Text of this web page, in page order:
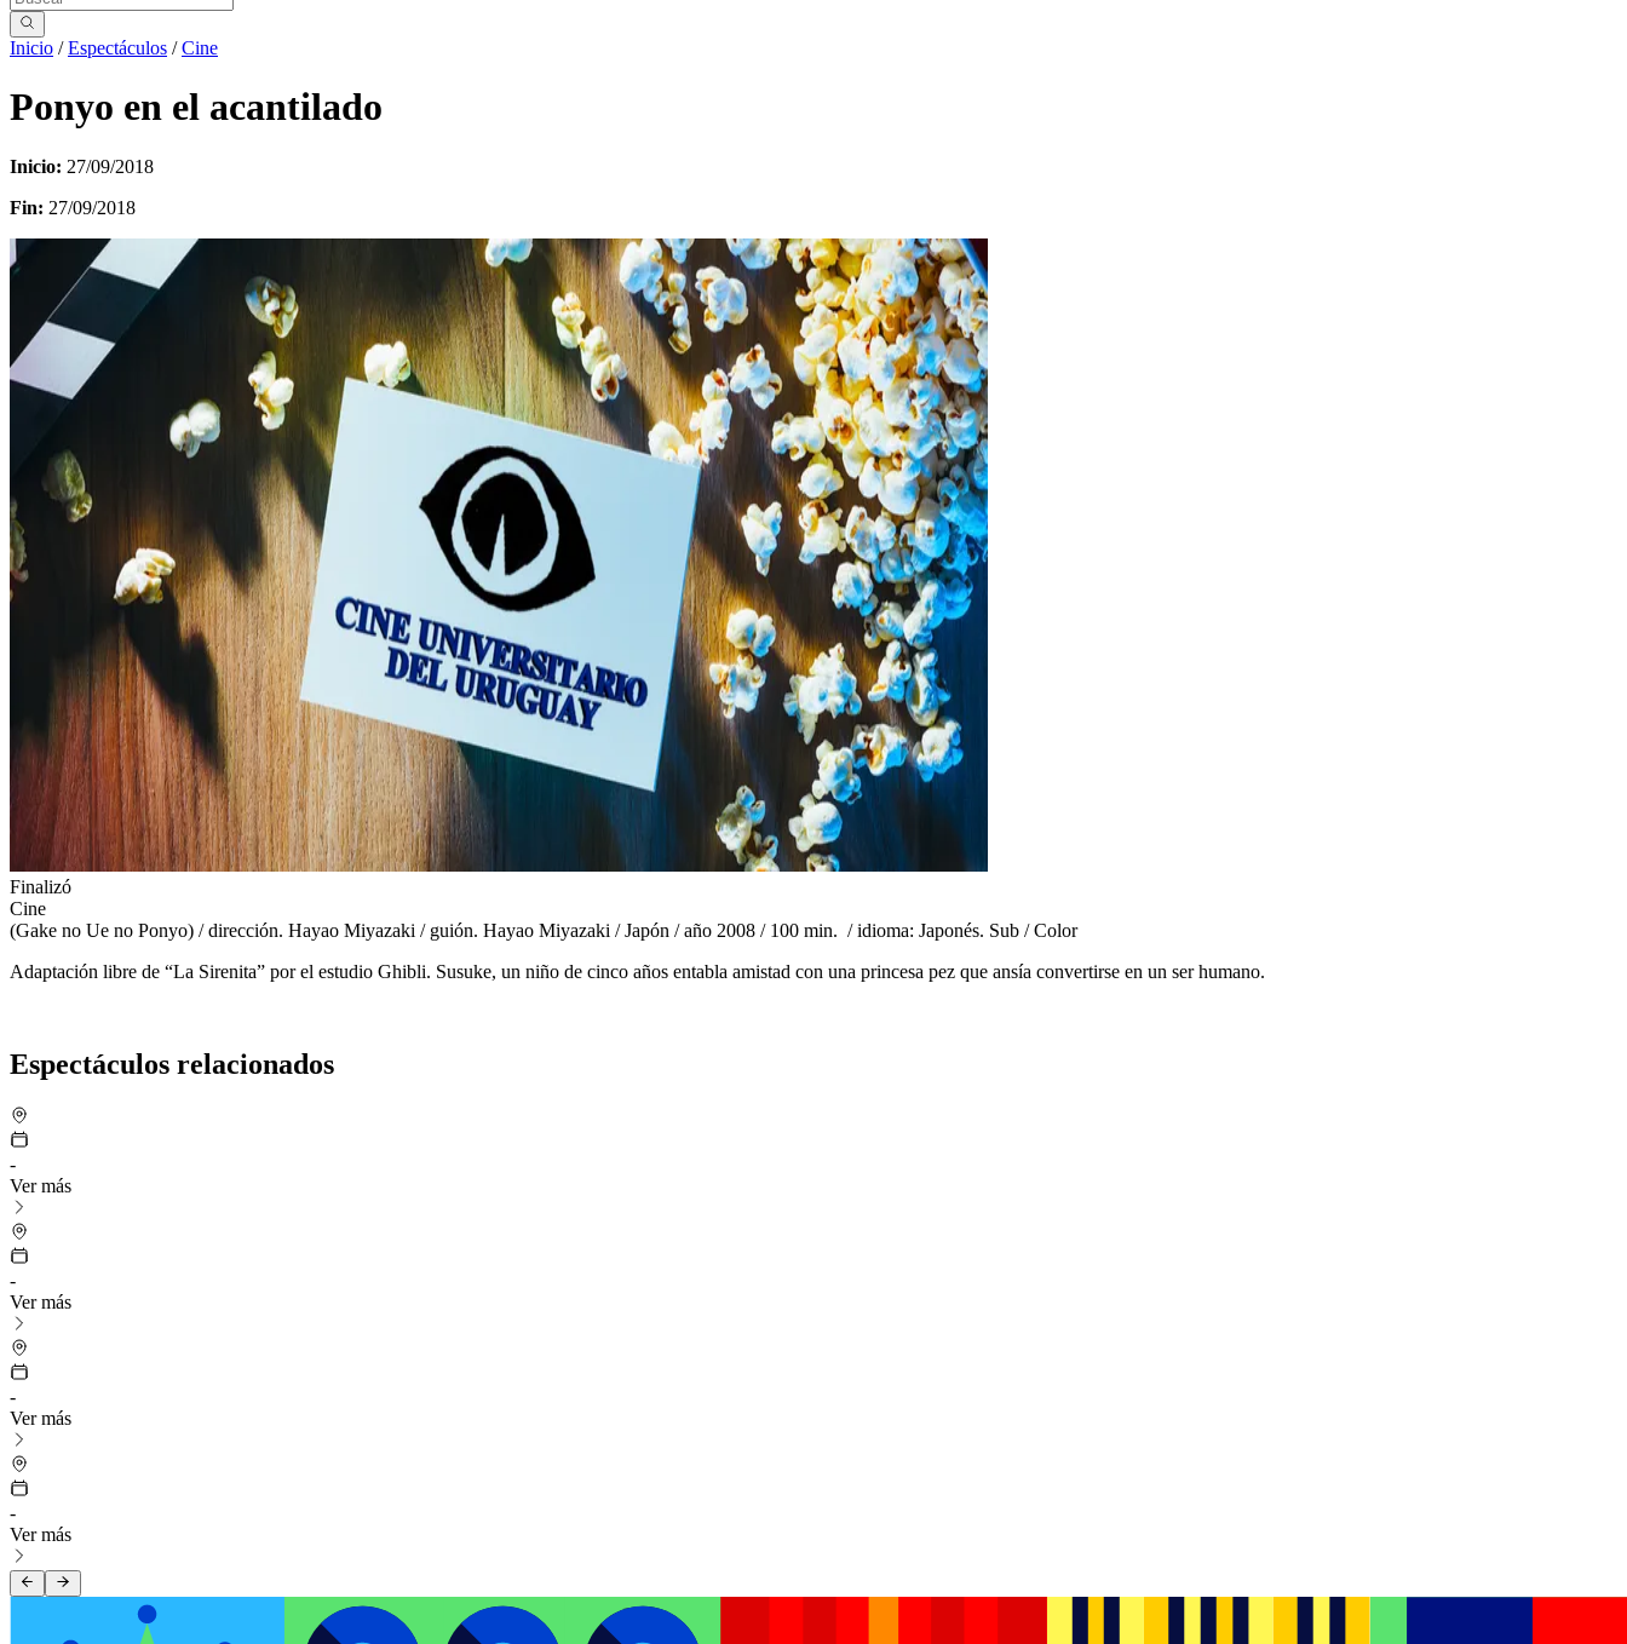
Inicio /Espectáculos /Cine
Ponyo en el acantilado
Inicio: 27/09/2018
Fin: 27/09/2018
Finalizó
Cine
(Gake no Ue no Ponyo) / dirección. Hayao Miyazaki / guión. Hayao Miyazaki / Japón / año 2008 / 100 min. / idioma: Japonés. Sub / Color
Adaptación libre de “La Sirenita” por el estudio Ghibli. Susuke, un niño de cinco años entabla amistad con una princesa pez que ansía convertirse en un ser humano.
Espectáculos relacionados
-
Ver más
-
Ver más
-
Ver más
-
Ver más